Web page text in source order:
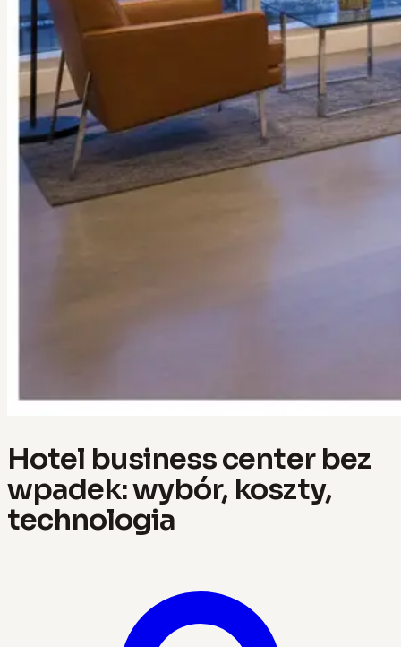
Hotel business center bez
wpadek: wybór, koszty,
technologia